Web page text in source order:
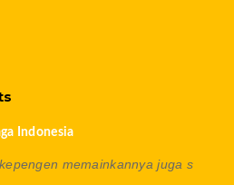
Indonesia
memainkannya juga s